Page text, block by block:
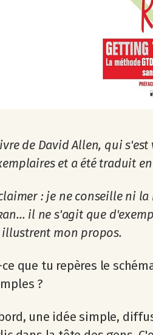
de David Allen, qui
et a été traduit
: je ne conseille ni
il ne s'agit que
mon propos.
ce que tu repères le
?
une idée simple,